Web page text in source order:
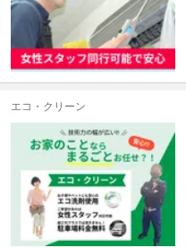
エコ・クリーン